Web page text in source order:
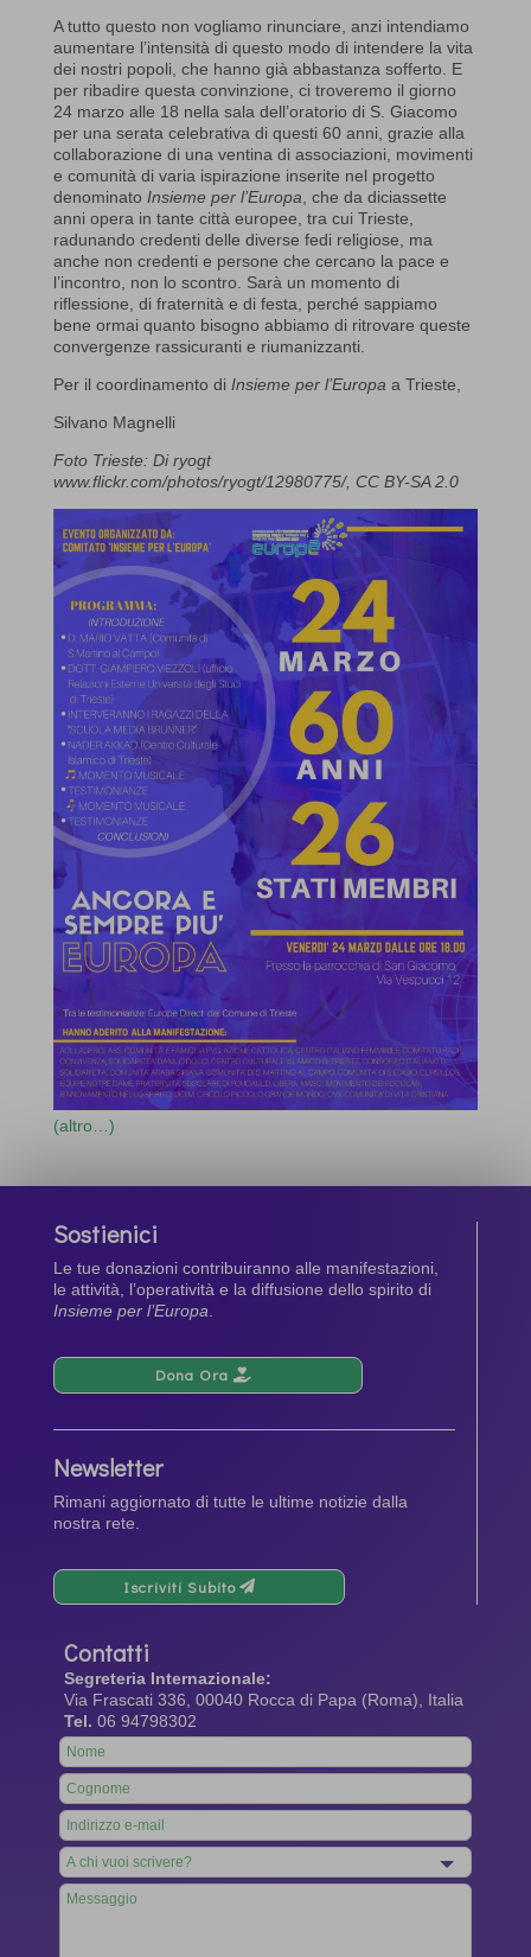
A tutto questo non vogliamo rinunciare, anzi intendiamo
aumentare l’intensità di questo modo di intendere la vita
dei nostri popoli, che hanno già abbastanza sofferto. E
per ribadire questa convinzione, ci troveremo il giorno
24 marzo alle 18 nella sala dell’oratorio di S. Giacomo
per una serata celebrativa di questi 60 anni, grazie alla
collaborazione di una ventina di associazioni, movimenti
e comunità di varia ispirazione inserite nel progetto
denominato Insieme per l’Europa, che da diciassette
anni opera in tante città europee, tra cui Trieste,
radunando credenti delle diverse fedi religiose, ma
anche non credenti e persone che cercano la pace e
l’incontro, non lo scontro. Sarà un momento di
riflessione, di fraternità e di festa, perché sappiamo
bene ormai quanto bisogno abbiamo di ritrovare queste
convergenze rassicuranti e riumanizzanti.
Per il coordinamento di Insieme per l’Europaa Trieste,
Silvano Magnelli
Foto Trieste: Di ryogt
www.flickr.com/photos/ryogt/12980775/, CC BY-SA 2.0
(altro…)
Sostienici
Le tue donazioni contribuiranno alle manifestazioni,
le attività, l’operatività e la diffusione dello spirito di
Insieme per l’Europa.
Dona Ora
Newsletter
Rimani aggiornato di tutte le ultime notizie dalla
nostra rete.
Iscriviti Subito
Contatti
Segreteria Internazionale:
Via Frascati 336, 00040 Rocca di Papa (Roma), Italia
Tel. 06 94798302
Leave
this
field
blank